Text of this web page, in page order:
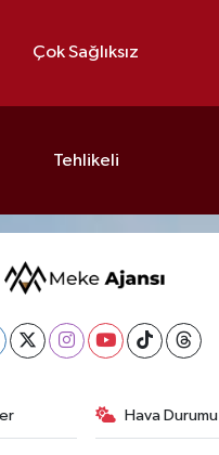
Çok Sağlıksız
Tehlikeli
Hava Durumu